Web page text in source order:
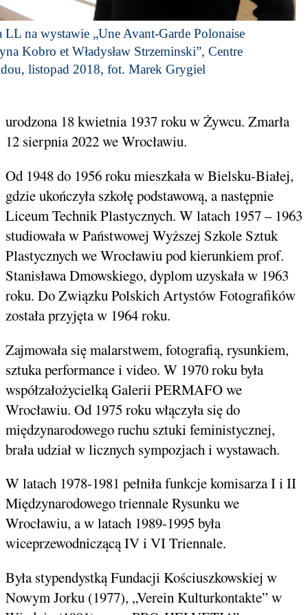
LL na wystawie „Une Avant-Garde Polonaise
Kobro et Władysław Strzeminski”, Centre
listopad 2018, fot. Marek Grygiel
urodzona 18 kwietnia 1937 roku w Żywcu. Zmarła
12 sierpnia 2022 we Wrocławiu.
Od 1948 do 1956 roku mieszkała w Bielsku-Białej,
gdzie ukończyła szkołę podstawową, a następnie
Liceum Technik Plastycznych. W latach 1957 – 1963
studiowała w Państwowej Wyższej Szkole Sztuk
Plastycznych we Wrocławiu pod kierunkiem prof.
Stanisława Dmowskiego, dyplom uzyskała w 1963
roku. Do Związku Polskich Artystów Fotografików
została przyjęta w 1964 roku.
Zajmowała się malarstwem, fotografią, rysunkiem,
sztuka performance i video. W 1970 roku była
współzałożycielką Galerii PERMAFO we
Wrocławiu. Od 1975 roku włączyła się do
międzynarodowego ruchu sztuki feministycznej,
brała udział w licznych sympozjach i wystawach.
W latach 1978-1981 pełniła funkcje komisarza I i II
Międzynarodowego triennale Rysunku we
Wrocławiu, a w latach 1989-1995 była
wiceprzewodniczącą IV i VI Triennale.
Była stypendystką Fundacji Kościuszkowskiej w
Nowym Jorku (1977), „Verein Kulturkontakte” w